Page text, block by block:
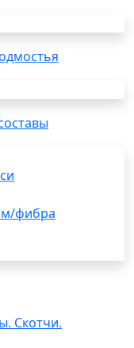
фибра
Скотчи.